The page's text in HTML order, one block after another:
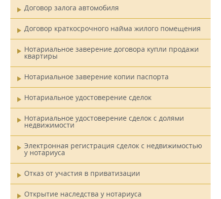
Договор залога автомобиля
Договор краткосрочного найма жилого помещения
Нотариальное заверение договора купли продажи
квартиры
Нотариальное заверение копии паспорта
Нотариальное удостоверение сделок
Нотариальное удостоверение сделок с долями
недвижимости
Электронная регистрация сделок с недвижимостью
у нотариуса
Отказ от участия в приватизации
Открытие наследства у нотариуса